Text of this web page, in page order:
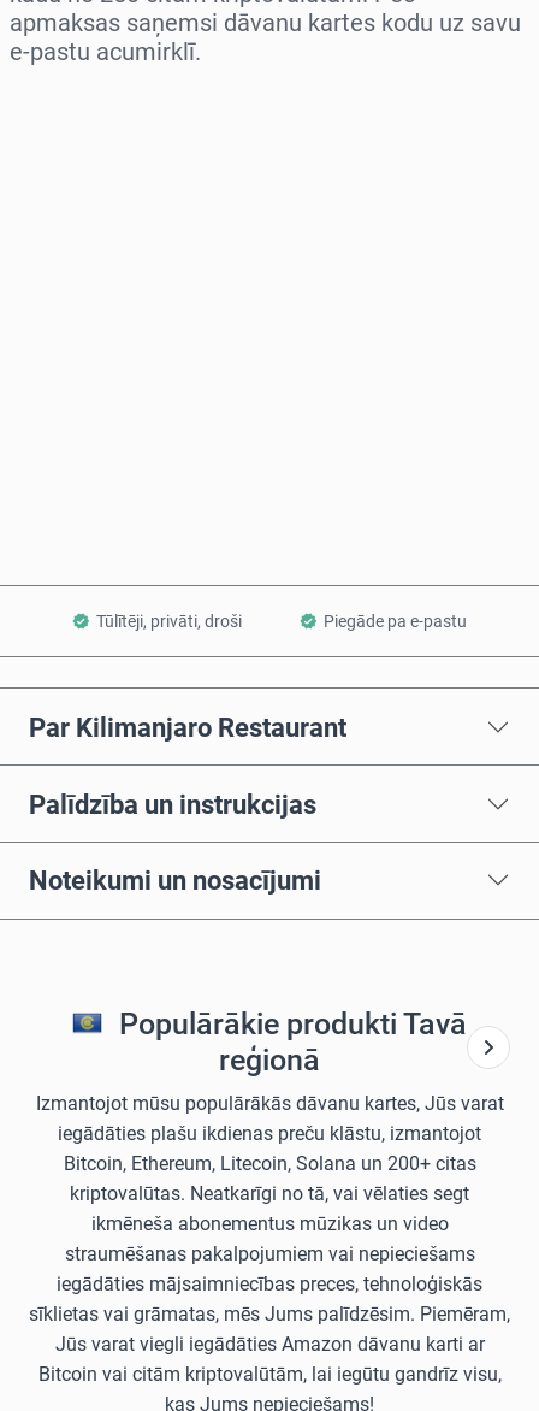
apmaksas saņemsi dāvanu kartes kodu uz savu
e-pastu acumirklī.
Tūlītēji, privāti, droši Piegāde pa e-pastu
Par Kilimanjaro Restaurant
Palīdzība un instrukcijas
Noteikumi un nosacījumi
Populārākie produkti Tavā
reģionā
Izmantojot mūsu populārākās dāvanu kartes, Jūs varat
iegādāties plašu ikdienas preču klāstu, izmantojot
Bitcoin, Ethereum, Litecoin, Solana un 200+ citas
kriptovalūtas. Neatkarīgi no tā, vai vēlaties segt
ikmēneša abonementus mūzikas un video
straumēšanas pakalpojumiem vai nepieciešams
iegādāties mājsaimniecības preces, tehnoloģiskās
sīklietas vai grāmatas, mēs Jums palīdzēsim. Piemēram,
Jūs varat viegli iegādāties Amazon dāvanu karti ar
Bitcoin vai citām kriptovalūtām, lai iegūtu gandrīz visu,
kas Jums nepieciešams!